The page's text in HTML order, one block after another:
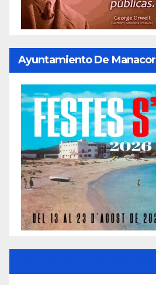
Ayuntamiento De Manacor